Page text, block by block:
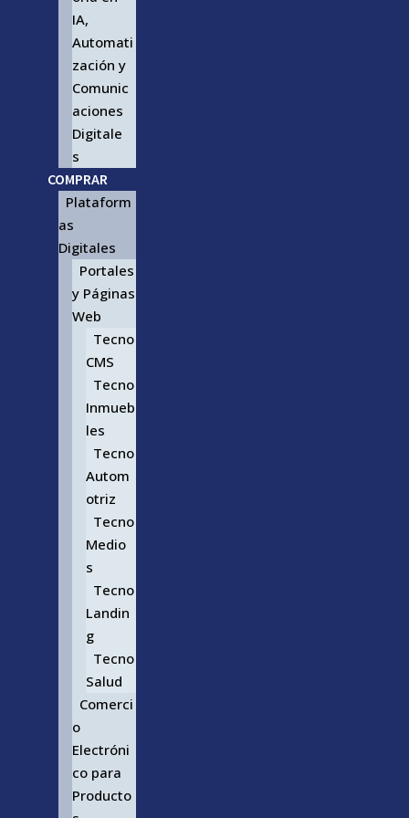
IA,
Automati
zación y
Comunic
aciones
Digitale
s
COMPRAR
Plataform
as
Digitales
Portales
y Páginas
Web
Tecno
CMS
Tecno
Inmueb
les
Tecno
Autom
otriz
Tecno
Medio
s
Tecno
Landin
g
Tecno
Salud
Comerci
o
Electróni
co para
Producto